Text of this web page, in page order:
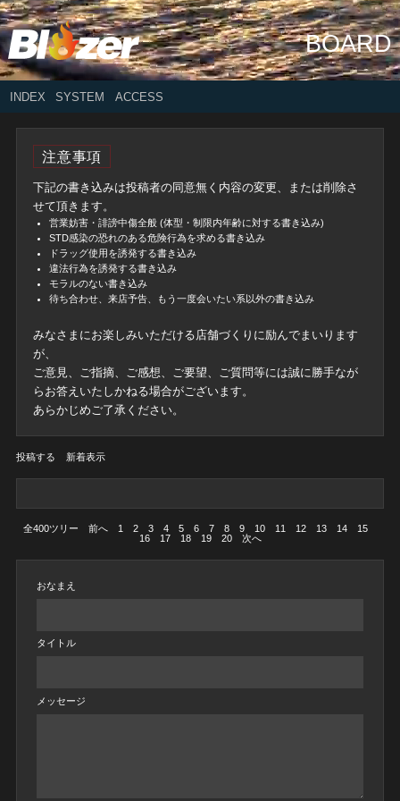
BOARD
INDEX SYSTEM ACCESS
注意事項
下記の書き込みは投稿者の同意無く内容の変更、または削除さ
せて頂きます。
営業妨害・誹謗中傷全般 (体型・制限内年齢に対する書き込み)
STD感染の恐れのある危険行為を求める書き込み
ドラッグ使用を誘発する書き込み
違法行為を誘発する書き込み
モラルのない書き込み
待ち合わせ、来店予告、もう一度会いたい系以外の書き込み
みなさまにお楽しみいただける店舗づくりに励んでまいります
が、
ご意見、ご指摘、ご感想、ご要望、ご質問等には誠に勝手なが
らお答えいたしかねる場合がございます。
あらかじめご了承ください。
投稿する 新着表示
全400ツリー 前へ 1 2 3 4 5 6 7 8 9 10 11 12 13 14
15
16
17 18 19 20次へ
おなまえ
タイトル
メッセージ